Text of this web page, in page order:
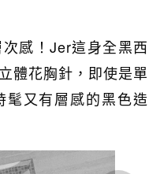
感！Jer這身全黑西
體花胸針，即使是單
又有層感的黑色造